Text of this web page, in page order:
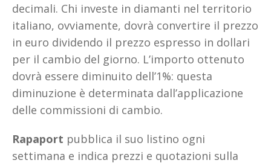
decimali. Chi investe in diamanti nel territorio
italiano, ovviamente, dovrà convertire il prezzo
in euro dividendo il prezzo espresso in dollari
per il cambio del giorno. L’importo ottenuto
dovrà essere diminuito dell’1%: questa
diminuzione è determinata dall’applicazione
delle commissioni di cambio.
Rapaport pubblica il suo listino ogni
settimana e indica prezzi e quotazioni sulla